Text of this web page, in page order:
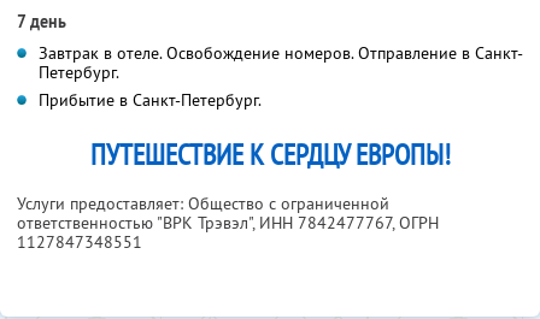
7 день
Завтрак в отеле. Освобождение номеров. Отправление в Санкт-
Петербург.
Прибытие в Санкт-Петербург.
ПУТЕШЕСТВИЕ К СЕРДЦУ ЕВРОПЫ!
Услуги предоставляет: Общество с ограниченной
ответственностью "ВРК Трэвэл", ИНН 7842477767, ОГРН
1127847348551